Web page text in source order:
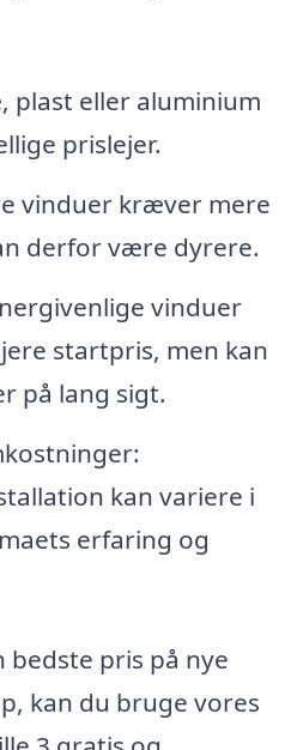
plast eller aluminium
prislejer.
vinduer kræver mere
derfor være dyrere.
vinduer
startpris, men kan
på lang sigt.
kan variere i
erfaring og
bedste pris på nye
kan du bruge vores